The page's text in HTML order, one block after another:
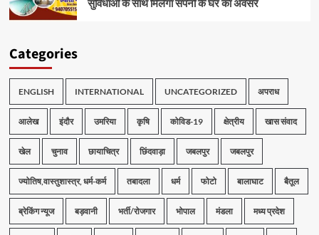
सुविधाओं के साथ मिलेगा सपनों के घर का अवसर
Categories
ENGLISH INTERNATIONAL UNCATEGORIZED अपराध
आलेख इंदौर उमरिया कृषि कोविड-19 क्षेत्रीय खास संवाद
खेल चुनाव छायाचित्र छिंदवाड़ा जबलपुर जबलपुर
ज्योतिष,वास्तुशास्त्र, धर्म-कर्म तबादला धर्म फोटो बालाघाट बैतूल
ब्रेकिंग न्यूज बड़वानी भर्ती/रोजगार भोपाल मंडला मध्य प्रदेश